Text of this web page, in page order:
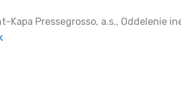
Kapa Pressegrosso, a.s., Oddelenie